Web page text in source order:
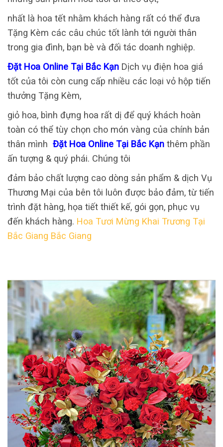
nhất là hoa tết nhằm khách hàng rất có thể đưa
Tặng Kèm các câu chúc tốt lành tới người thân
trong gia đình, bạn bè và đối tác doanh nghiệp.
Đặt Hoa Online Tại Bắc Kạn Dịch vụ điện hoa giá
tốt của tôi còn cung cấp nhiều các loại vỏ hộp tiến
thưởng Tặng Kèm,
giỏ hoa, bình đựng hoa rất dị để quý khách hoàn
toàn có thể tùy chọn cho món vàng của chính bản
thân mình Đặt Hoa Online Tại Bắc Kạn thêm phần
ấn tượng & quý phái. Chúng tôi
đảm bảo chất lượng cao dòng sản phẩm & dịch Vụ
Thương Mại của bên tôi luôn được bảo đảm, từ tiến
trình đặt hàng, họa tiết thiết kế, gói gọn, phục vụ
đến khách hàng. Hoa Tươi Mừng Khai Trương Tại
Bắc Giang Bắc Giang